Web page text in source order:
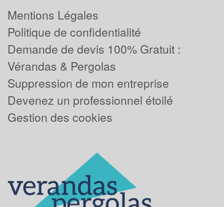
Mentions Légales
Politique de confidentialité
Demande de devis 100% Gratuit :
Vérandas & Pergolas
Suppression de mon entreprise
Devenez un professionnel étoilé
Gestion des cookies